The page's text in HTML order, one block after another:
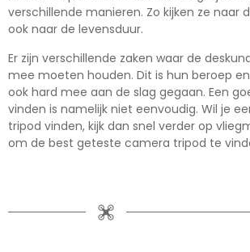
verschillende manieren. Zo kijken ze naar
ook naar de levensduur.
Er zijn verschillende zaken waar de
mee moeten houden. Dit is hun beroep
ook hard mee aan de slag gegaan. Een
vinden is namelijk niet eenvoudig. Wil je
tripod vinden, kijk dan snel verder op
om de best geteste camera tripod te